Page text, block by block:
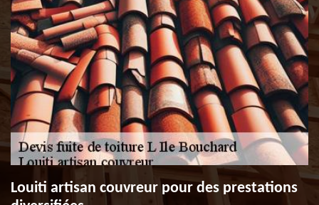
Louiti artisan couvreur pour des prestations